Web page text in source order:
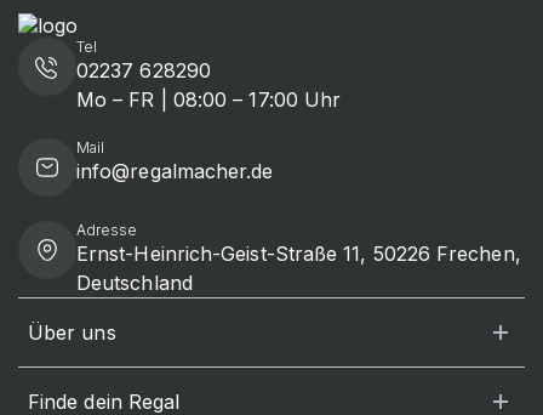
Tel
02237 628290
Mo – FR | 08:00 – 17:00 Uhr
Mail
info@regalmacher.de
Adresse
Ernst-Heinrich-Geist-Straße 11, 50226 Frechen,
Deutschland
Über uns
Finde dein Regal